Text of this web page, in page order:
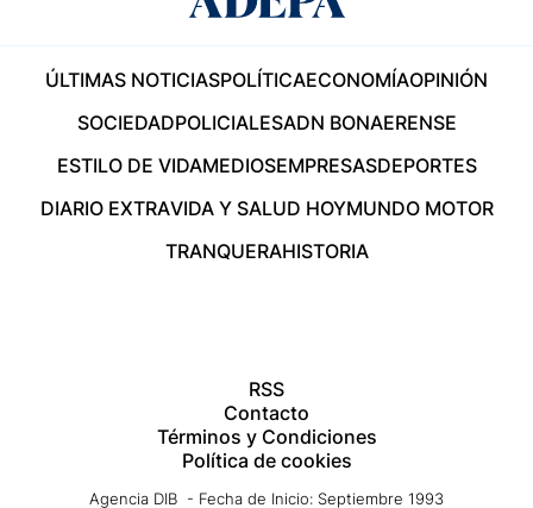
ÚLTIMAS NOTICIASPOLÍTICAECONOMÍAOPINIÓN
SOCIEDADPOLICIALESADN BONAERENSE
ESTILO DE VIDAMEDIOSEMPRESASDEPORTES
DIARIO EXTRAVIDA Y SALUD HOYMUNDO MOTOR
TRANQUERAHISTORIA
RSS
Contacto
Términos y Condiciones
Política de cookies
Agencia DIB - Fecha de Inicio: Septiembre 1993